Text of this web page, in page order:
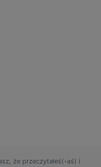
że przeczytałeś(-aś) i